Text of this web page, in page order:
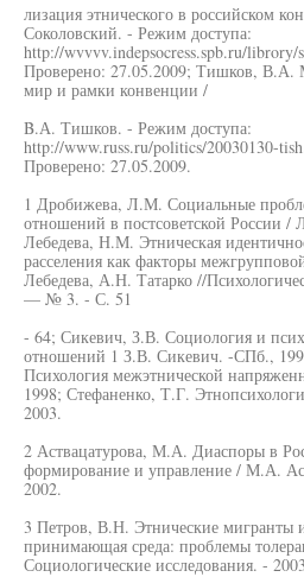
лизация этнического в российском
Соколовский. - Режим доступа:
http://wvvvv.indepsocress.spb.ru/
Проверено: 27.05.2009; Тишков,
мир и рамки конвенции /
B.А. Тишков. - Режим доступа:
http://www.russ.ru/politics/20030130-
Проверено: 27.05.2009.
1 Дробижева, Л.М. Социальные
отношений в постсоветской
Лебедева, Н.М. Этническая
расселения как факторы
Лебедева, А.Н. Татарко //
— № 3. - С. 51
- 64; Сикевич, З.В. Социология и
отношений 1 З.В. Сикевич. -СПб.,
Психология межэтнической
1998; Стефаненко, Т.Г.
2003.
2 Аствацатурова, М.А. Диаспоры в
формирование и управление / М.А.
2002.
3 Петров, В.Н. Этнические мигранты
принимающая среда: проблемы
Социологические исследования. -